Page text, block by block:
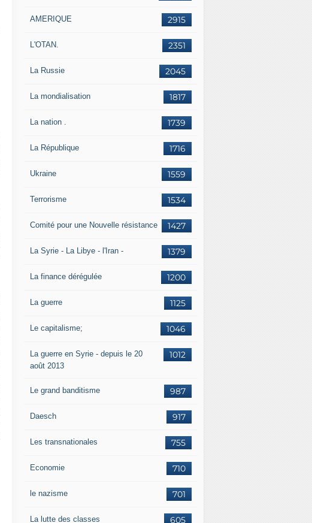
2915
AMERIQUE
2351
L'OTAN.
2045
La Russie
1817
La mondialisation
1739
La nation .
1716
La République
1559
Ukraine
1534
Terrorisme
1427
Comité pour une Nouvelle résistance
1379
La Syrie - La Libye - l'Iran -
1200
La finance dérégulée
1125
La guerre
1046
Le capitalisme;
1012
La guerre en Syrie - depuis le 20
août 2013
987
Le grand banditisme
917
Daesch
755
Les transnationales
710
Economie
701
le nazisme
605
La lutte des classes